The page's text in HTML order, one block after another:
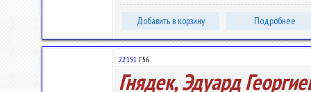
Добавить в корзину Подробнее
22.151 Г56
Гнядек, Эдуард